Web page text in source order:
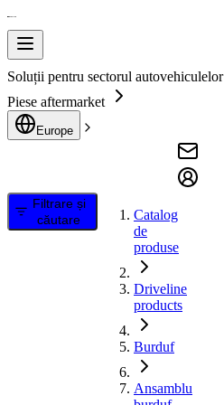
Soluții pentru sectorul autovehiculelor
Piese aftermarket
Europe
Filtrare și
căutare
Catalog
de
produse
Driveline
products
Burduf
Ansamblu